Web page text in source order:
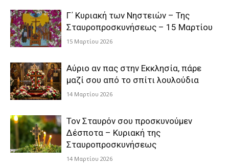
Γ΄ Κυριακή των Νηστειών – Της
Σταυροπροσκυνήσεως – 15 Μαρτίου
15 Μαρτίου 2026
Αύριο αν πας στην Εκκλησία, πάρε
μαζί σου από το σπίτι λουλούδια
14 Μαρτίου 2026
Τον Σταυρόν σου προσκυνούμεν
Δέσποτα – Κυριακή της
Σταυροπροσκυνήσεως
14 Μαρτίου 2026